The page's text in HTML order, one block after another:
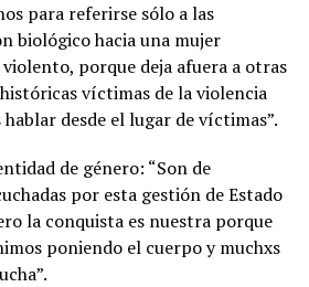
para referirse sólo a las
biológico hacia una mujer
porque deja afuera a otras
víctimas de la violencia
desde el lugar de víctimas”.
de género: “Son de
por esta gestión de Estado
la conquista es nuestra porque
poniendo el cuerpo y muchxs